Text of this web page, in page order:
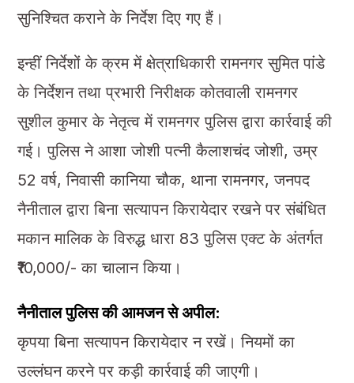
सुनिश्चित कराने के निर्देश दिए गए हैं।
इन्हीं निर्देशों के क्रम में क्षेत्राधिकारी रामनगर सुमित पांडे
के निर्देशन तथा प्रभारी निरीक्षक कोतवाली रामनगर
सुशील कुमार के नेतृत्व में रामनगर पुलिस द्वारा कार्रवाई की
गई। पुलिस ने आशा जोशी पत्नी कैलाशचंद जोशी, उम्र
52 वर्ष, निवासी कानिया चौक, थाना रामनगर, जनपद
नैनीताल द्वारा बिना सत्यापन किरायेदार रखने पर संबंधित
मकान मालिक के विरुद्ध धारा 83 पुलिस एक्ट के अंतर्गत
₹10,000/- का चालान किया।
नैनीताल पुलिस की आमजन से अपील:
कृपया बिना सत्यापन किरायेदार न रखें। नियमों का
उल्लंघन करने पर कड़ी कार्रवाई की जाएगी।